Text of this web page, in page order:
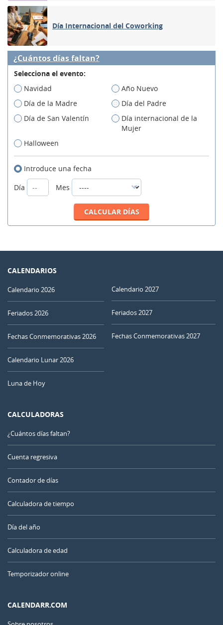
Día Internacional del Coworking
¿Cuántos días faltan?
Selecciona el evento:
Navidad
Año Nuevo
Día de la Madre
Día del Padre
Día de San Valentín
Día internacional de la
Mujer
Halloween
Introduce una fecha
Día
Mes
CALENDARIOS
Calendario 2026
Feriados 2026
Fechas Conmemorativas 2026
Calendario Lunar 2026
Luna de Hoy
Calendario 2027
Feriados 2027
Fechas Conmemorativas 2027
CALCULADORAS
¿Cuántos días faltan?
Cuenta regresiva
Contador de días
Calculadora de tiempo
Día del año
Calculadora de edad
Temporizador online
CALENDARR.COM